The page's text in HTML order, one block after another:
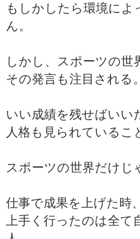
もしかしたら環境に
ん。
しかし、スポーツの
その発言も注目される。
いい成績を残せばいい
人格も見られている
スポーツの世界だけじ
仕事で成果を上げた時
上手く行ったのは全て